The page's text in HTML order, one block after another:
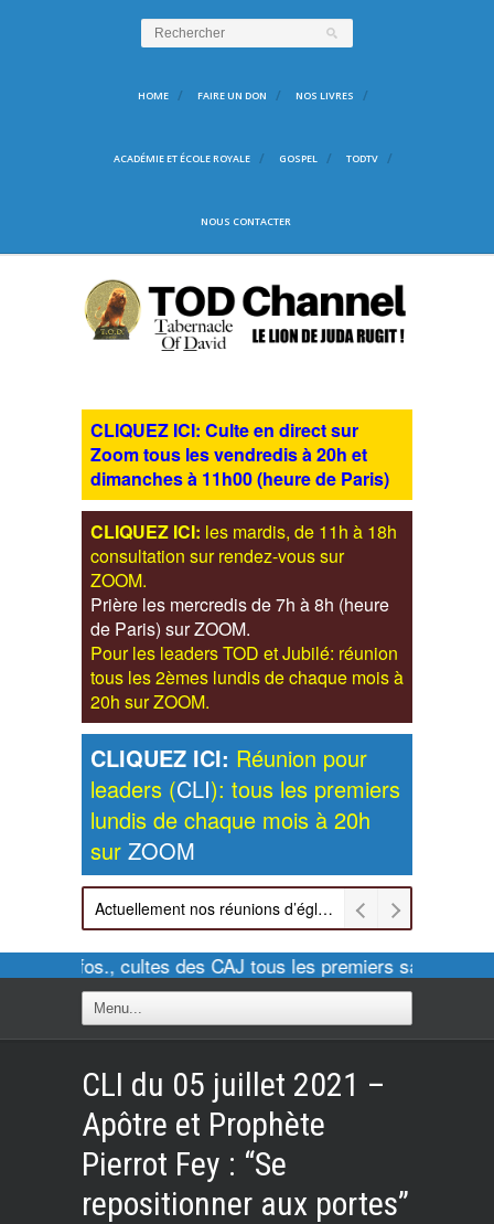
HOME FAIRE UN DON NOS LIVRES
ACADÉMIE ET ÉCOLE ROYALE GOSPEL TODTV
NOUS CONTACTER
CLIQUEZ ICI: Culte en direct sur
Zoom tous les vendredis à 20h et
dimanches à 11h00 (heure de Paris)
CLIQUEZ ICI: les mardis, de 11h à 18h
consultation sur rendez-vous sur
ZOOM.
Prière les mercredis de 7h à 8h (heure
de Paris) sur ZOOM.
Pour les leaders TOD et Jubilé: réunion
tous les 2èmes lundis de chaque mois à
20h sur ZOOM.
CLIQUEZ ICI: Réunion pour
leaders (CLI): tous les premiers
lundis de chaque mois à 20h
sur ZOOM
Actuellement nos réunions d’église sont retransmises sur ZOOM les dimanches à 11h et vendredis à 20h00
Pour infos., cultes des CAJ tous les premiers samedis
CLI du 05 juillet 2021 –
Apôtre et Prophète
Pierrot Fey : “Se
repositionner aux portes”